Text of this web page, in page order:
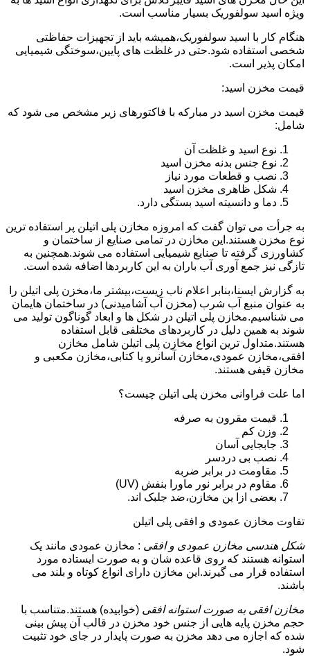
ویژه اسید سولفوریک بسیار مناسب است.
هنگام کار با اسید سولفوریک،همیشه باید از تجهیزات حفاظتی
شخصی استفاده شود.حتی در غلظت های پایین،سوختگی شیمیایی
امکان پذیر است.
قیمت مخزن اسید:
قیمت مخزن اسید در مبارکه با فاکتورهای زیر مشخص می شود که
شامل:
نوع اسید و غلظت آن
نوع جنس بدنه مخزن اسید
نصب و قطعات مورد نیاز
شکل ظاهری مخزن اسید
دما و دانسیته اسید بستگی دارد.
به جرأت می توان گفت که امروزه مخازن پلی اتیلن پر استفاده ترین
نوع مخزن هستند.این مخازن در تمامی صنایع از ساختمان و
کشاورزی گرفته تا صنایع شیمیایی استفاده می شوند.همچنین به
تازگی نیز جمع آوری آب باران به این کاربردها اضافه شده است.
به گزارش ایسنا،بنابر اعلام ناب زیست،بیشتر ما،مخزن پلی اتیلن را
به عنوان منبع آب شرب (مخزن آب آشامیدنی) در ساختمان هایمان
می شناسیم.مخازن پلی اتیلن در شکل ها و ابعاد گوناگون تولید می
شوند به همین دلیل در کاربردهای مختلفی قابل استفاده
هستند.متداول ترین انواع مخازن پلی اتیلن شامل مخازن
افقی،مخازن عمودی،مخازن آسانرو یا کتابی،مخازن مکعبی و
مخازن قیفی هستند.
اما علت فراوانی مخزن پلی اتیلن چیست؟
قیمت مقرون به صرفه
وزن کم
جابجایی آسان
نصب بی دردسر
مقاومت در برابر ضربه
مقاوم در برابر نور ماورا بنفش (UV)
بعضی ازا ین مخازن،ضد جلبک اند.
تفاوت مخازن عمودی و افقی پلی اتیلن
شکل هندسی مخازن عمودی و افقی : مخازن عمودی مانند یک
استوانه هستند که روی قاعده شان و به صورت ایستاده مورد
استفاده قرار می گیرند.این مخازن دارای انواع کوتاه و بلند می
باشند.
مخازن افقی به صورت استوانه افقی (خوابیده) هستند.متناسب با
حجم مخزن پایه هایی از جنس خود مخزن در قالب آن پیش بینی
شده که اجازه می دهد مخزن به صورت پایدار در جای خود تثبیت
شود.